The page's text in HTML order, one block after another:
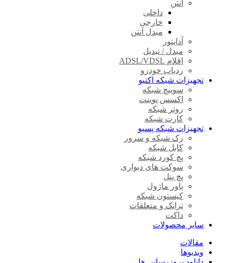
آنتن
داخلی
خارجی
مبدل آنتن
آداپتور
مبدل / تبدیل
اقلام ADSL/VDSL
ردیاب خودرو
تجهیزات شبکه اکتیو
سوییچ شبکه
اکسس پوینت
روتر شبکه
کارت شبکه
تجهیزات شبکه پسیو
رک شبکه و سرور
کابل شبکه
پچ کورد شبکه
سوکت های دیواری
پچ پنل
پاور ماژول
کیستون شبکه
ترانک و متعلقات
داکت
سایر محصولات
مقالات
ویدیوها